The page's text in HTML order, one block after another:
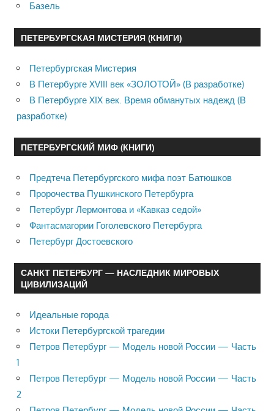
Базель
ПЕТЕРБУРГСКАЯ МИСТЕРИЯ (КНИГИ)
Петербургская Мистерия
В Петербурге XVIII век «ЗОЛОТОЙ» (В разработке)
В Петербурге XIX век. Время обманутых надежд (В
разработке)
ПЕТЕРБУРГСКИЙ МИФ (КНИГИ)
Предтеча Петербургского мифа поэт Батюшков
Пророчества Пушкинского Петербурга
Петербург Лермонтова и «Кавказ седой»
Фантасмагории Гоголевского Петербурга
Петербург Достоевского
САНКТ ПЕТЕРБУРГ — НАСЛЕДНИК МИРОВЫХ
ЦИВИЛИЗАЦИЙ
Идеальные города
Истоки Петербургской трагедии
Петров Петербург — Модель новой России — Часть
1
Петров Петербург — Модель новой России — Часть
2